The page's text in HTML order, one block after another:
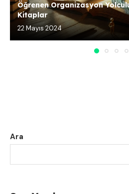
Öğrenen Organizasyon
Kitaplar
22 Mayıs 2024
Ara